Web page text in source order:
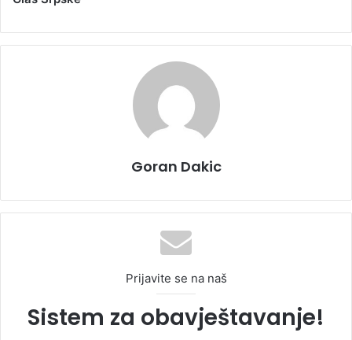
Goran Dakic
Prijavite se na naš
Sistem za obavještavanje!